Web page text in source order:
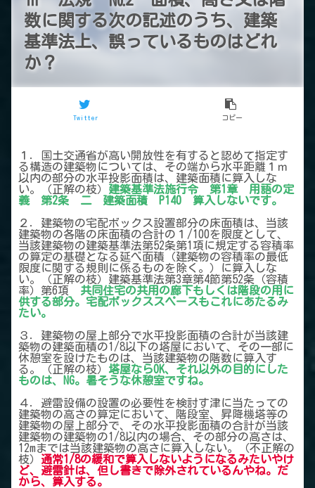
数に関する次の記述のうち、建築
基準法上、誤っているものはどれ
か？
Twitter コピー
１．国土交通省が高い開放性を有すると認めて指定す
る構造の建築物については、その端から水平距離１ｍ
以内の部分の水平投影面積は、建築面積に算入しな
い。（正解の枝） 建築基準法施行令 第1章 用語の定
義 第2条 二 建築面積 P140 算入しないです。
２．建築物の宅配ボックス設置部分の床面積は、当該
建築物の各階の床面積の合計の１/100を限度として、
当該建築物の建築基準法第52条第1項に規定する容積率
の算定の基礎となる延べ面積（建築物の容積率の最低
限度に関する規則に係るものを除く。）に算入しな
い。（正解の枝）建築基準法第3章第4節第52条（容積
率）第6項 共同住宅の共用の廊下もしくは階段の用に
供する部分。宅配ボックススペースもこれにあたるみ
たい。
３．建築物の屋上部分で水平投影面積の合計が当該建
築物の建築面積の1/8以下の塔屋において、その一部に
休憩室を設けたものは、当該建築物の階数に算入す
る。（正解の枝） 塔屋ならOK、それ以外の目的にした
ものは、NG。暑そうな休憩室ですね。
４．避雷設備の設置の必要性を検討す津に当たっての
建築物の高さの算定において、階段室、昇降機塔等の
建築物の屋上部分で、その水平投影面積の合計が当該
建築物の建築物の1/8以内の場合、その部分の高さは、
12mまでは当該建築物の高さに算入しない。（不正解の
枝） 通常1/8の緩和で算入しないようになるみたいやけ
ど、避雷針は、但し書きで除外されているんやね。だ
から、算入する。